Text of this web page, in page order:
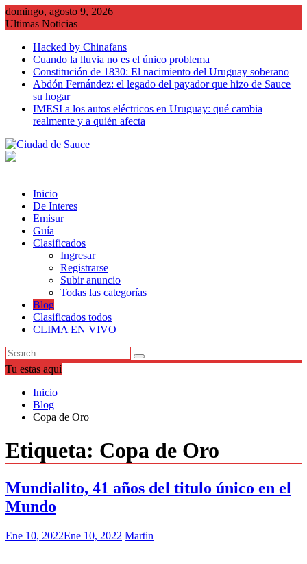
Saltar
al
domingo, agosto 9, 2026
Ultimas Noticias
Hacked by Chinafans
Cuando la lluvia no es el único problema
Constitución de 1830: El nacimiento del Uruguay soberano
Abdón Fernández: el legado del payador que hizo de Sauce
su hogar
IMESI a los autos eléctricos en Uruguay: qué cambia
realmente y a quién afecta
Inicio
De Interes
Emisur
Guía
Clasificados
Ingresar
Registrarse
Subir anuncio
Todas las categorías
Blog
Clasificados todos
CLIMA EN VIVO
Tu estas aquí
Inicio
Blog
Copa de Oro
Etiqueta: Copa de Oro
Mundialito, 41 años del titulo único en el
Mundo
Ene 10, 2022Ene 10, 2022 Martin